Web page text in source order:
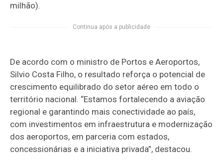
milhão).
Continua após a publicidade
De acordo com o ministro de Portos e Aeroportos,
Silvio Costa Filho, o resultado reforça o potencial de
crescimento equilibrado do setor aéreo em todo o
território nacional. “Estamos fortalecendo a aviação
regional e garantindo mais conectividade ao país,
com investimentos em infraestrutura e modernização
dos aeroportos, em parceria com estados,
concessionárias e a iniciativa privada”, destacou.